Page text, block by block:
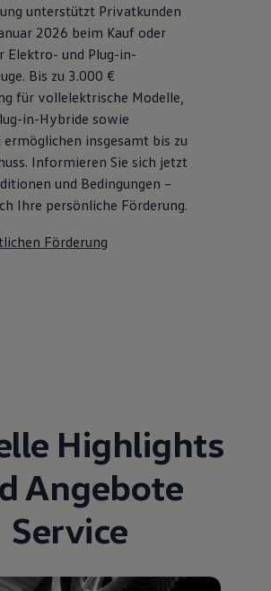
unterstützt Privatkunden
2026 beim Kauf oder
Elektro- und Plug-in-
Bis zu 3.000 €
für vollelektrische Modelle,
in-Hybride sowie
insgesamt bis zu
Informieren Sie sich jetzt
und Bedingungen –
Ihre persönliche Förderung.
Förderung
Highlights
Angebote
Service